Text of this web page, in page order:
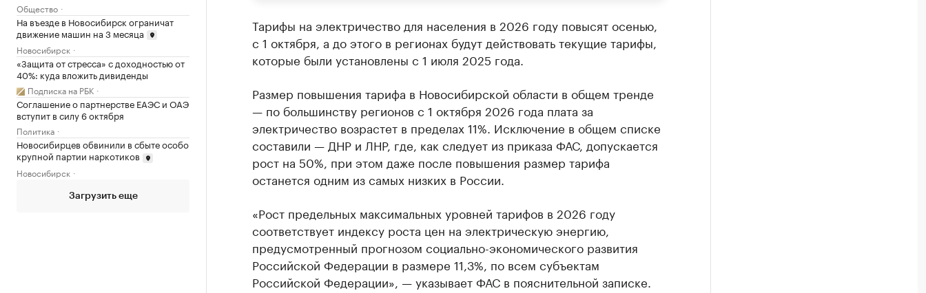
Общество
На въезде в Новосибирск ограничат
движение машин на 3 месяца
Новосибирск
«Защита от стресса» с доходностью от
40%: куда вложить дивиденды
Подписка на РБК
Соглашение о партнерстве ЕАЭС и ОАЭ
вступит в силу 6 октября
Политика
Новосибирцев обвинили в сбыте особо
крупной партии наркотиков
Новосибирск
Загрузить еще
Тарифы на электричество для населения в 2026 году повысят осенью,
с 1 октября, а до этого в регионах будут действовать текущие тарифы,
которые были установлены с 1 июля 2025 года.
Размер повышения тарифа в Новосибирской области в общем тренде
— по большинству регионов с 1 октября 2026 года плата за
электричество возрастет в пределах 11%. Исключение в общем списке
составили — ДНР и ЛНР, где, как следует из приказа ФАС, допускается
рост на 50%, при этом даже после повышения размер тарифа
останется одним из самых низких в России.
«Рост предельных максимальных уровней тарифов в 2026 году
соответствует индексу роста цен на электрическую энергию,
предусмотренный прогнозом социально-экономического развития
Российской Федерации в размере 11,3%, по всем субъектам
Российской Федерации», — указывает ФАС в пояснительной записке.